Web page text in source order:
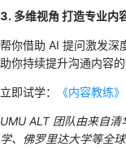
3. 多维视角 打造专业内
帮你借助 AI 提问激发深
助你持续提升沟通内容的
立即试学： 《内容教练》
UMU ALT 团队由来自
学、佛罗里达大学等全